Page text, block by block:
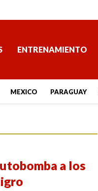
ENTRENAMIENTO
MEXICO PARAGUAY
a los